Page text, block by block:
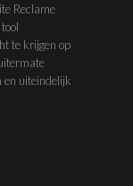
Reclame
te krijgen op
en uiteindelijk